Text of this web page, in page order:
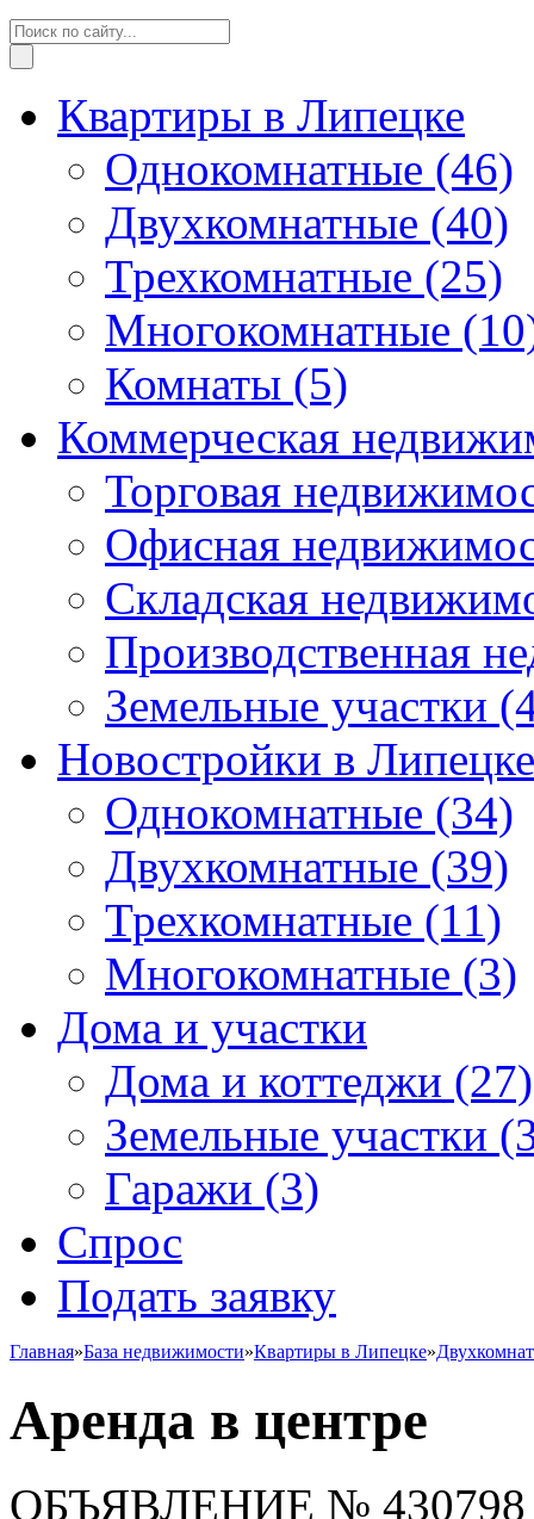
Квартиры в Липецке
Однокомнатные (46)
Двухкомнатные (40)
Трехкомнатные (25)
Многокомнатные
Комнаты (5)
Коммерческая
Торговая
Офисная
Складская
Производственная
Земельные участки
Новостройки в Липецке
Однокомнатные (34)
Двухкомнатные (39)
Трехкомнатные (11)
Многокомнатные (3)
Дома и участки
Дома и коттеджи (27)
Земельные участки
Гаражи (3)
Спрос
Подать заявку
Главная»База недвижимости»Квартиры в Липецке»
Аренда в центре
ОБЪЯВЛЕНИЕ № 430798